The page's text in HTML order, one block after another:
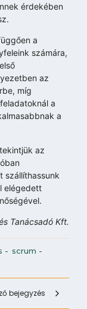
érdekében
a
számára,
az
míg
a
a
az
szállíthassunk
elégedett
Tanácsadó Kft.
- scrum -
bejegyzés